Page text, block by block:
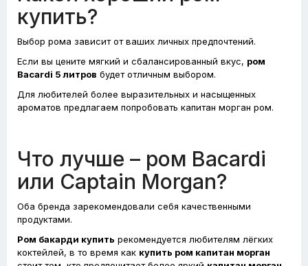
купить?
Выбор рома зависит от ваших личных предпочтений.
Если вы цените мягкий и сбалансированный вкус, ром
Bacardi 5 литров будет отличным выбором.
Для любителей более выразительных и насыщенных
ароматов предлагаем попробовать капитан морган ром.
Что лучше – ром Bacardi
или Captain Morgan?
Оба бренда зарекомендовали себя качественными
продуктами.
Ром бакарди купить рекомендуется любителям лёгких
коктейлей, в то время как купить ром капитан морган